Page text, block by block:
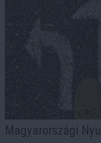
Magyarországi